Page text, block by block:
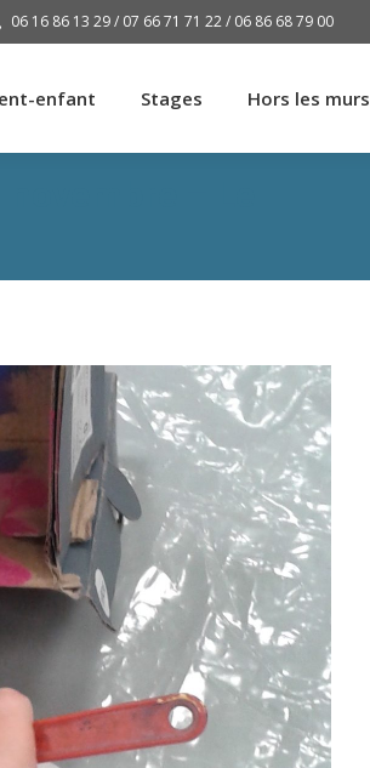
06 16 86 13 29 / 07 66 71 71 22 / 06 86 68 79 00
enfant Stages Hors les murs
enfant